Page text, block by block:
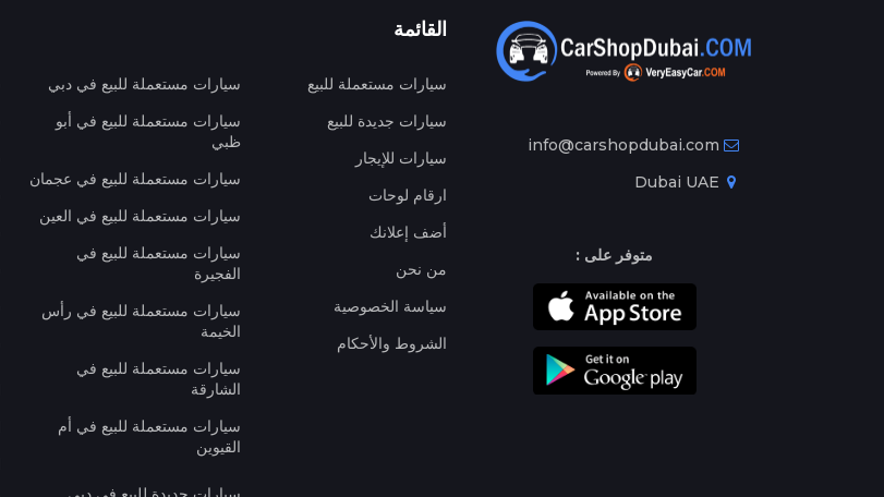
info@carshopdubai.com
متوفر على :
القائمة
سيارات مستعملة للبيع
سيارات جديدة للبيع
سيارات للإيجار
ارقام لوحات
أضف إعلانك
من نحن
سياسة الخصوصية
الشروط والأحكام
سيارات مستعملة للبيع في دبي
سيارات مستعملة للبيع في أبو
ظبي
سيارات مستعملة للبيع في عجمان
سيارات مستعملة للبيع في العين
سيارات مستعملة للبيع في
الفجيرة
سيارات مستعملة للبيع في رأس
الخيمة
سيارات مستعملة للبيع في
الشارقة
سيارات مستعملة للبيع في أم
القيوين